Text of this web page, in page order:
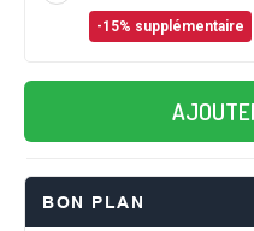
-15% supplémentaire
BON PLAN